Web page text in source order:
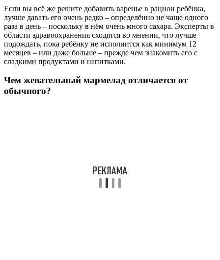
Если вы всё же решите добавить варенье в рацион ребёнка,
лучше давать его очень редко – определённо не чаще одного
раза в день – поскольку в нём очень много сахара. Эксперты в
области здравоохранения сходятся во мнении, что лучше
подождать, пока ребёнку не исполнится как минимум 12
месяцев – или даже больше – прежде чем знакомить его с
сладкими продуктами и напитками.
Чем жевательный мармелад отличается от
обычного?